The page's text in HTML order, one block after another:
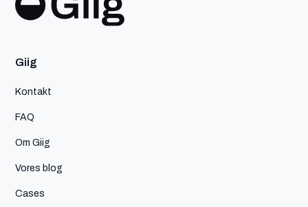
Giig
Kontakt
FAQ
Om Giig
Vores blog
Cases